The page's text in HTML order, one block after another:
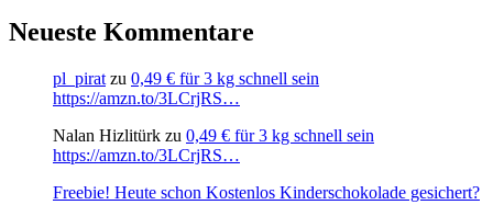
Neueste Kommentare
pl_pirat zu 0,49 € für 3 kg schnell sein
https://amzn.to/3LCrjRS…
Nalan Hizlitürk zu 0,49 € für 3 kg schnell sein
https://amzn.to/3LCrjRS…
Freebie! Heute schon Kostenlos Kinderschokolade gesichert?